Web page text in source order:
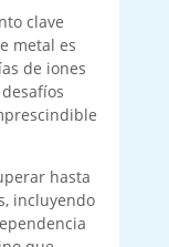
clave
metal es
de iones
hasta
incluyendo